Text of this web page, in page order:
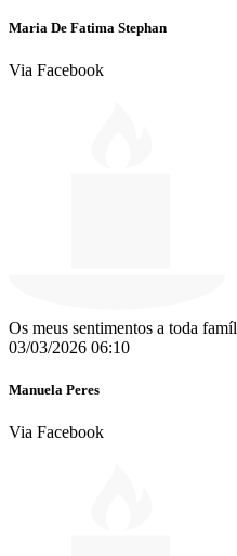
Maria De Fatima Stephan
Via Facebook
Os meus sentimentos a toda
03/03/2026 06:10
Manuela Peres
Via Facebook